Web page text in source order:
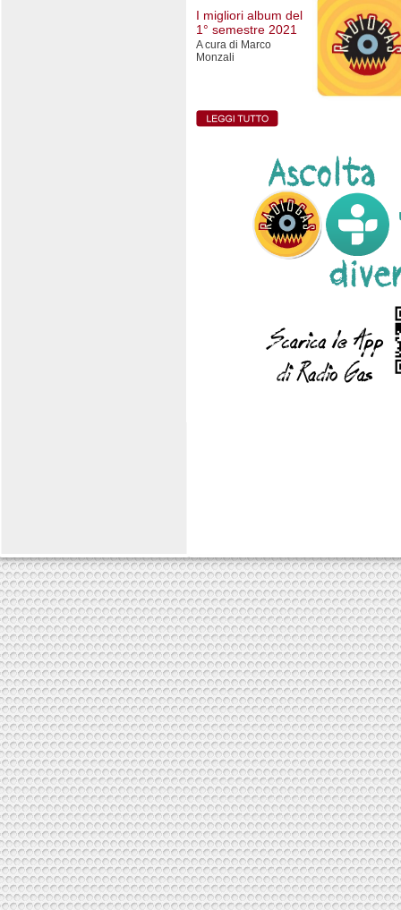
I migliori album del
1° semestre 2021
A cura di Marco
Monzali